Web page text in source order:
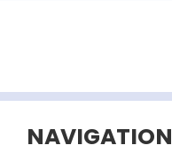
NAVIGATION